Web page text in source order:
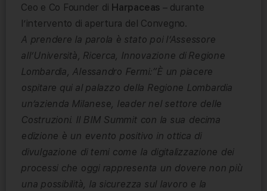
Ceo e Co Founder di Harpaceas – durante
l’intervento di apertura del Convegno.
A prendere la parola è stato poi l’Assessore
all’Università, Ricerca, Innovazione di Regione
Lombardia, Alessandro Fermi:”È un piacere
ospitare qui al palazzo della Regione Lombardia
un’azienda Milanese, leader nel settore delle
Costruzioni. Il BIM Summit con la sua decima
edizione è un evento positivo in ottica di
divulgazione di temi come la digitalizzazione dei
processi che oggi rappresenta un dovere non più
una possibilità, la sicurezza sul lavoro e la